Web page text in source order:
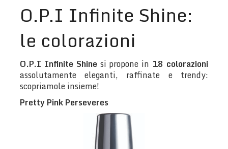
O.P.I Infinite Shine:
le colorazioni
O.P.I Infinite Shinesi propone in 18 colorazioni
assolutamente eleganti, raffinate e trendy:
scopriamole insieme!
Pretty Pink Perseveres